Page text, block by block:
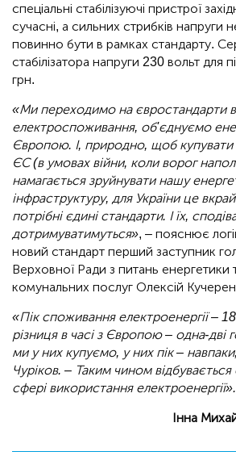
спеціальні стабілізуючі пристрої
сучасні, а сильних стрибків напруги
повинно бути в рамках стандарту.
стабілізатора напруги 230 вольт для
грн.
«Ми переходимо на євростандарти в
електроспоживання, об'єднуємо
Європою. І, природно, щоб купувати
ЄС (в умовах війни, коли ворог
намагається зруйнувати нашу
інфраструктуру, для України це
потрібні єдині стандарти. І їх,
дотримуватимуться», – пояснює
новий стандарт перший заступник
Верховної Ради з питань енергетики
комунальних послуг Олексій
«Пік споживання електроенергії –
різниця в часі з Європою – одна-дві
ми у них купуємо, у них пік –
Чуріков. – Таким чином відбувається
сфері використання електроенергії».
Інна